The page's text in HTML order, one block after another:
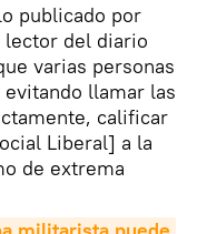
publicado por
lector del diario
varias personas
llamar las
calificar
Liberal] a la
de extrema